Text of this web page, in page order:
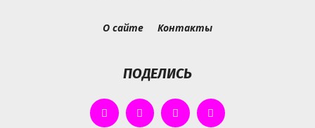
О сайте Контакты
ПОДЕЛИСЬ